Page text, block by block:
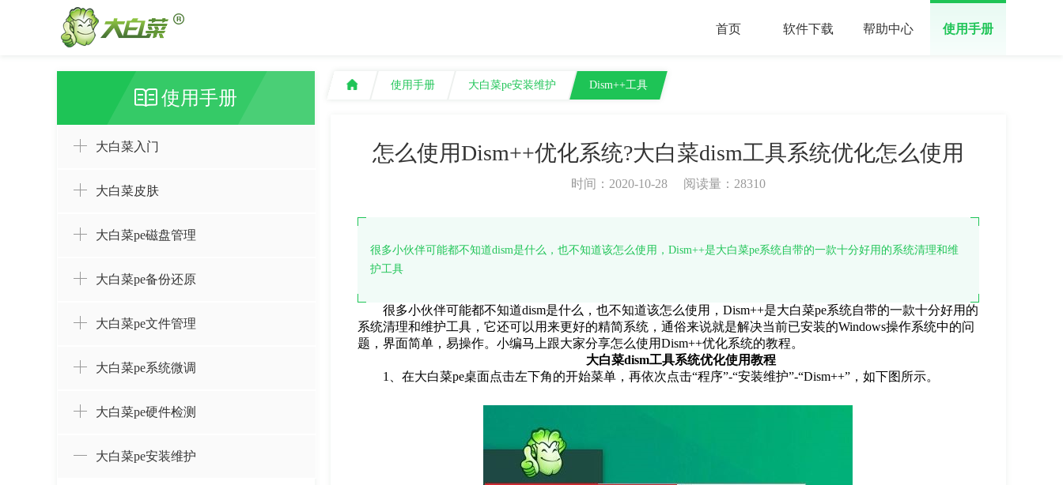
首页 软件下载 帮助中心 使用手册
使用手册
大白菜入门
大白菜皮肤
大白菜pe磁盘管理
大白菜pe备份还原
大白菜pe文件管理
大白菜pe系统微调
大白菜pe硬件检测
大白菜pe安装维护
使用手册 大白菜pe安装维护 Dism++工具
怎么使用Dism++优化系统?大白菜dism工具系统优化怎么使用
时间：2020-10-28 阅读量： 28310
很多小伙伴可能都不知道dism是什么，也不知道该怎么使用，Dism++是大白菜pe系统自带的一款十分好用的系统清理和维
护工具
很多小伙伴可能都不知道dism是什么，也不知道该怎么使用，Dism++是大白菜pe系统自带的一款十分好用的
系统清理和维护工具，它还可以用来更好的精简系统，通俗来说就是解决当前已安装的Windows操作系统中的问
题，界面简单，易操作。小编马上跟大家分享怎么使用Dism++优化系统的教程。
大白菜dism工具系统优化使用教程
1、在大白菜pe桌面点击左下角的开始菜单，再依次点击“程序”-“安装维护”-“Dism++”，如下图所示。